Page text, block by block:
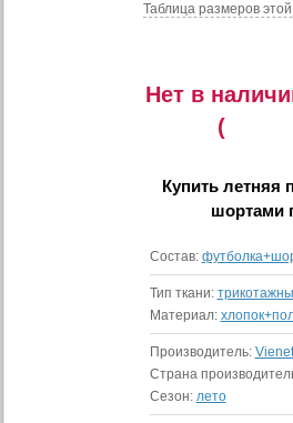
Таблица размеров
Нет в
(
Купить летняя
шортами
Состав:
Тип ткани:
Материал:
Производитель:
Страна
Сезон: лето